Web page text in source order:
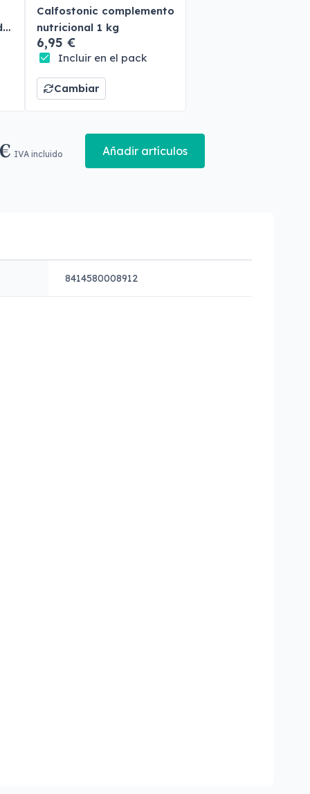
Calfostonic complemento
nutricional 1 kg
6,95 €
Incluir en el pack
Cambiar
IVA incluido Añadir artículos
8414580008912